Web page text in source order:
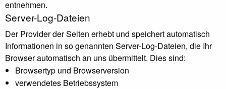
entnehmen.
Server-Log-Dateien
Der Provider der Seiten erhebt und speichert automatisch
Informationen in so genannten Server-Log-Dateien, die Ihr
Browser automatisch an uns übermittelt. Dies sind:
Browsertyp und Browserversion
verwendetes Betriebssystem